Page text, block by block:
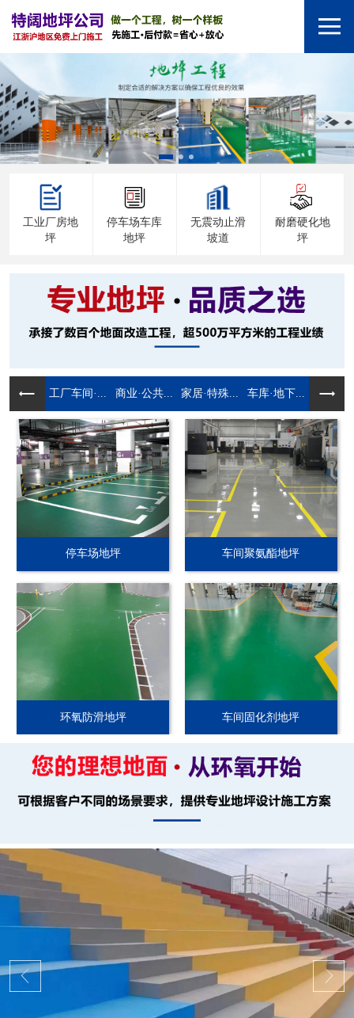
工业厂房地
坪
停车场车库
地坪
无震动止滑
坡道
耐磨硬化地
坪
工厂车间·... 商业·公共... 家居·特殊... 车库·地下...
停车场地坪 车间聚氨酯地坪
环氧防滑地坪 车间固化剂地坪